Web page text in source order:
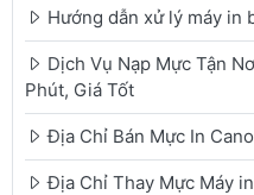
Hướng dẫn xử lý máy in
Dịch Vụ Nạp Mực Tận
Phút, Giá Tốt
Địa Chỉ Bán Mực In
Địa Chỉ Thay Mực Máy